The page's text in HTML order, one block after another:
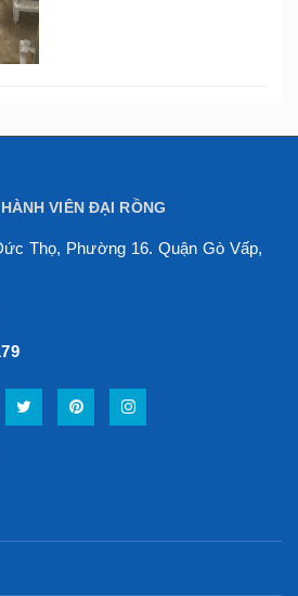
VIÊN ĐẠI RỒNG
Thọ, Phường 16. Quận Gò Vấp,